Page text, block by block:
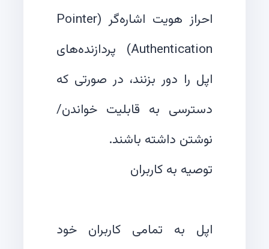
احراز هویت اشاره‌گر (Pointer
Authentication) پردازنده‌های
اپل را دور بزنند، در صورتی که
دسترسی به قابلیت خواندن/
اپل به تمامی کاربران خود